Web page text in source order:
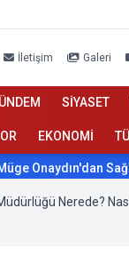
İletişim Galeri
SİYASET
EKONOMİ
Sağlıkta